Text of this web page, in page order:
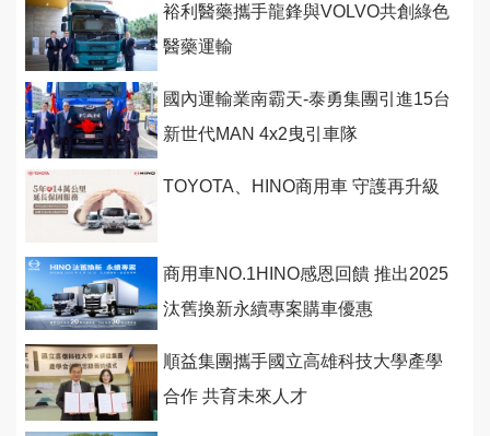
裕利醫藥攜手龍鋒與VOLVO共創綠色
醫藥運輸
國內運輸業南霸天-泰勇集團引進15台
新世代MAN 4x2曳引車隊
TOYOTA、HINO商用車 守護再升級
商用車NO.1HINO感恩回饋 推出2025
汰舊換新永續專案購車優惠
順益集團攜手國立高雄科技大學產學
合作 共育未來人才